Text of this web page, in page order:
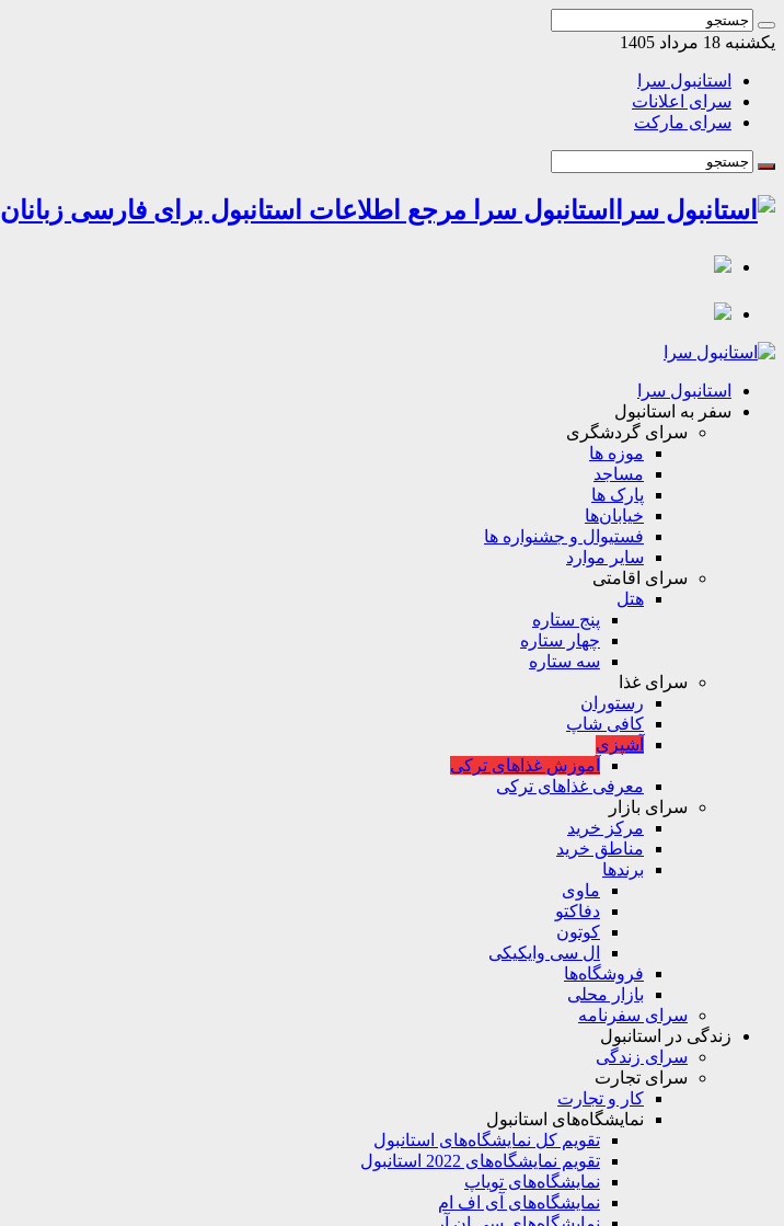
یکشنبه 18 مرداد 1405
استانبول سرا
سرای اعلانات
سرای مارکت
استانبول سرا مرجع اطلاعات استانبول برای فارسی زبانان
استانبول سرا
سفر به استانبول
سرای گردشگری
موزه ها
مساجد
پارک ها
خیابان‌ها
فستیوال و جشنواره ها
سایر موارد
سرای اقامتی
هتل
پنج ستاره
چهار ستاره
سه ستاره
سرای غذا
رستوران
کافی شاپ
آشپزی
آموزش غذاهای ترکی
معرفی غذاهای ترکی
سرای بازار
مرکز خرید
مناطق خرید
برندها
ماوی
دفاکتو
کوتون
ال سی وایکیکی
فروشگاه‌ها
بازار محلی
سرای سفرنامه
زندگی در استانبول
سرای زندگی
سرای تجارت
کار و تجارت
نمایشگاه‌های استانبول
تقویم کل نمایشگاه‌های استانبول
تقویم نمایشگاه‌های 2022 استانبول
نمایشگاه‌های تویاپ
نمایشگاه‌های آی اف ام